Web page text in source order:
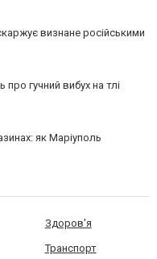
визнане російськими
гучний вибух на тлі
як Маріуполь
Здоров'я
Транспорт